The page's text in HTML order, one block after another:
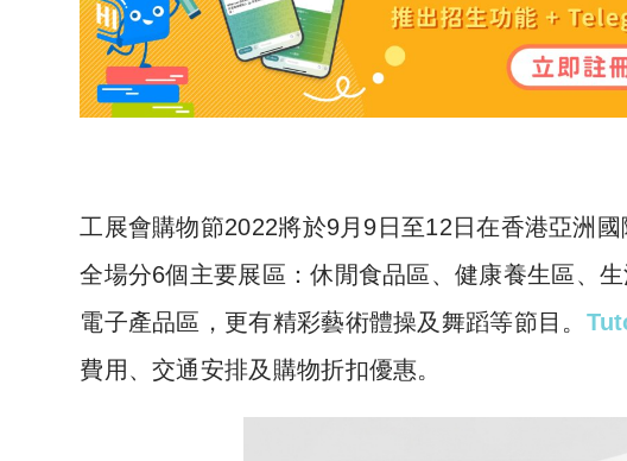
工展會購物節2022將於9月9日至12日在香港亞洲
全場分6個主要展區：休閒食品區、健康養生區、
電子產品區，更有精彩藝術體操及舞蹈等節目。
費用、交通安排及購物折扣優惠。